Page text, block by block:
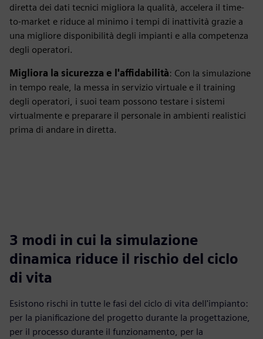
diretta dei dati tecnici migliora la qualità, accelera il time-
to-market e riduce al minimo i tempi di inattività grazie a
una migliore disponibilità degli impianti e alla competenza
degli operatori.
Migliora la sicurezza e l'affidabilità: Con la simulazione
in tempo reale, la messa in servizio virtuale e il training
degli operatori, i suoi team possono testare i sistemi
virtualmente e preparare il personale in ambienti realistici
prima di andare in diretta.
3 modi in cui la simulazione
dinamica riduce il rischio del ciclo
di vita
Esistono rischi in tutte le fasi del ciclo di vita dell'impianto:
per la pianificazione del progetto durante la progettazione,
per il processo durante il funzionamento, per la